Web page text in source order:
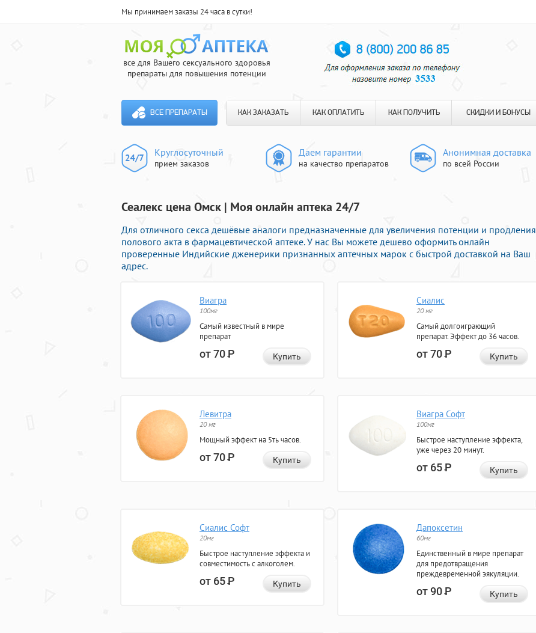
Мы принимаем заказы 24 часа в сутки!
все для Вашего сексуального здоровья
препараты для повышения потенции
ВСЕ ПРЕПАРАТЫ КАК ЗАКАЗАТЬ КАК ОПЛАТИТЬ КАК ПОЛУЧИТЬ СКИДКИ И БОНУСЫ
Круглосуточный
прием заказов
Даем гарантии
на качество препаратов
Анонимная доставка
по всей России
Сеалекс цена Омск | Моя онлайн аптека 24/7
Для отличного секса дешёвые аналоги предназначенные для увеличения потенции и продления
полового акта в фармацевтической аптеке. У нас Вы можете дешево оформить онлайн
проверенные Индийские дженерики признанных аптечных марок с быстрой доставкой на Ваш
адрес.
Виагра
100мг
Самый известный в мире
препарат
от 70Р Купить
Сиалис
20 мг
Самый долгоиграющий
препарат. Эффект до 36 часов.
от 70Р Купить
Левитра
20 мг
Мощный эффект на 5ть часов.
от 70Р Купить
Виагра Софт
100мг
Быстрое наступление эффекта,
уже через 20 минут.
от 65Р Купить
Сиалис Софт
20мг
Быстрое наступление эффекта и
совместимость с алкоголем.
от 65Р Купить
Дапоксетин
60мг
Единственный в мире препарат
для предотвращения
преждевременной эякуляции.
от 90Р Купить